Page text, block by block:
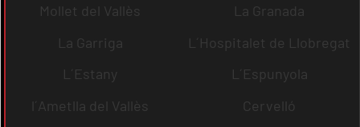
Mollet del Vallès
La Granada
La Garriga
L´Hospitalet de Llobregat
L´Estany
L´Espunyola
l´Ametlla del Vallès
Cervelló